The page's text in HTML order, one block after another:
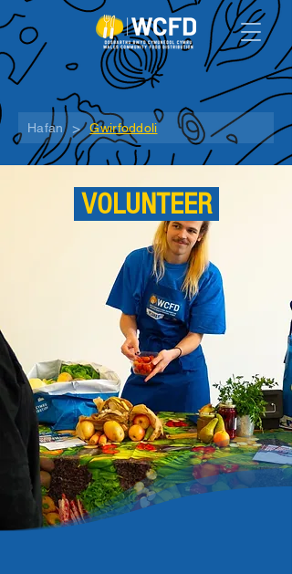
Hafan > Gwirfoddoli
VOLUNTEER